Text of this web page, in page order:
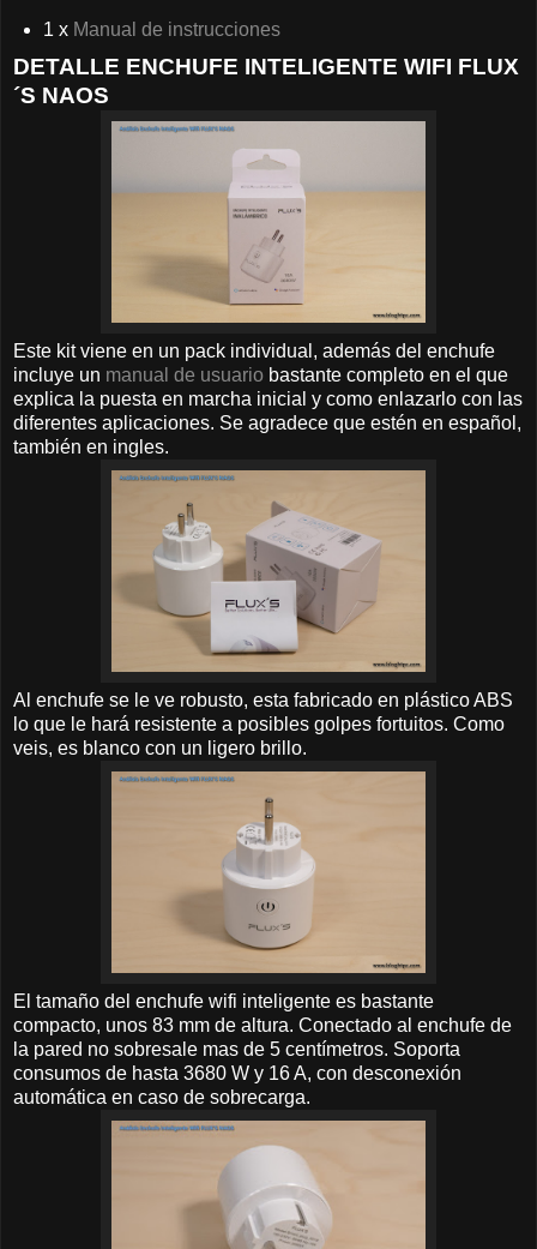
1 xManual de instrucciones
DETALLE ENCHUFE INTELIGENTE WIFI FLUX
´S NAOS
Este kit viene en un pack individual, además del enchufe
incluye un manual de usuario bastante completo en el que
explica la puesta en marcha inicial y como enlazarlo con las
diferentes aplicaciones. Se agradece que estén en español,
también en ingles.
Al enchufe se le ve robusto, esta fabricado en plástico ABS
lo que le hará resistente a posibles golpes fortuitos. Como
veis, es blanco con un ligero brillo.
El tamaño del enchufe wifi inteligente es bastante
compacto, unos 83 mm de altura. Conectado al enchufe de
la pared no sobresale mas de 5 centímetros. Soporta
consumos de hasta 3680 W y 16 A, con desconexión
automática en caso de sobrecarga.